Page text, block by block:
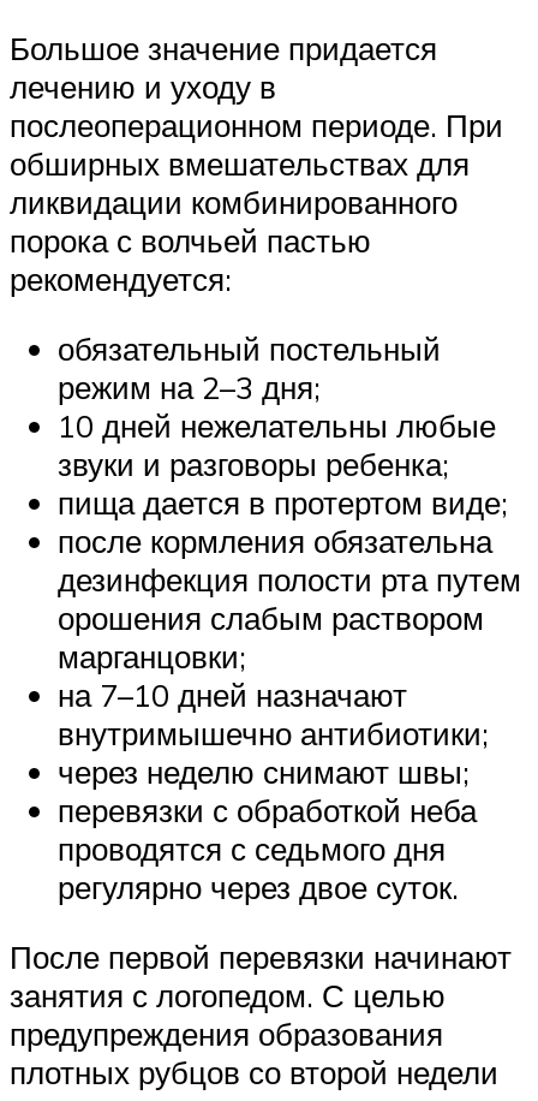
Большое значение придается
лечению и уходу в
послеоперационном периоде. При
обширных вмешательствах для
ликвидации комбинированного
порока с волчьей пастью
рекомендуется:
обязательный постельный
режим на 2–3 дня;
10 дней нежелательны любые
звуки и разговоры ребенка;
пища дается в протертом виде;
после кормления обязательна
дезинфекция полости рта путем
орошения слабым раствором
марганцовки;
на 7–10 дней назначают
внутримышечно антибиотики;
через неделю снимают швы;
перевязки с обработкой неба
проводятся с седьмого дня
регулярно через двое суток.
После первой перевязки начинают
занятия с логопедом. С целью
предупреждения образования
плотных рубцов со второй недели